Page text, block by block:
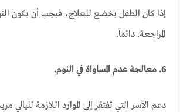
إذا كان الطفل يخضع للعلاج، فيجب أن يكون
المراجعة. دائماً.
6. معالجة عدم المساواة في النوم.
دعم الأسر التي تفتقر إلى الموارد اللازمة لليالي